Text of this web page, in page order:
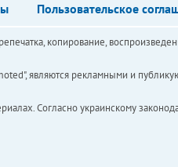
Пользовательское
копирование,
являются рекламными и
Согласно украинскому